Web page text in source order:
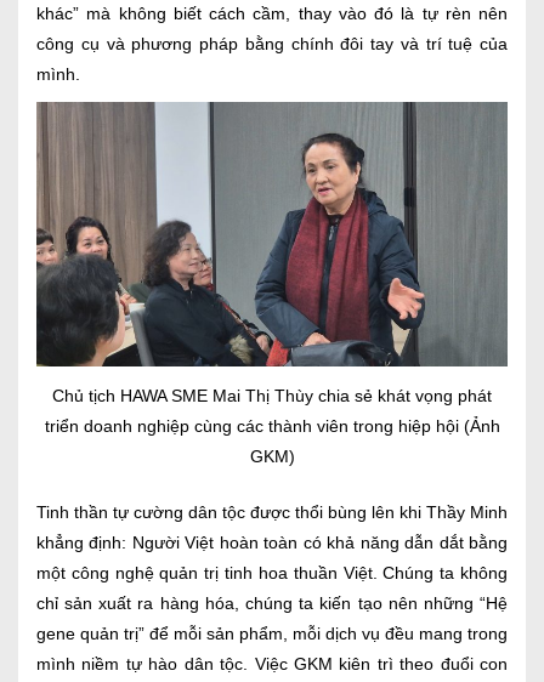
khác” mà không biết cách cầm, thay vào đó là tự rèn nên
công cụ và phương pháp bằng chính đôi tay và trí tuệ của
mình.
Chủ tịch HAWA SME Mai Thị Thùy chia sẻ khát vọng phát
triển doanh nghiệp cùng các thành viên trong hiệp hội (Ảnh
GKM)
Tinh thần tự cường dân tộc được thổi bùng lên khi Thầy Minh
khẳng định: Người Việt hoàn toàn có khả năng dẫn dắt bằng
một công nghệ quản trị tinh hoa thuần Việt. Chúng ta không
chỉ sản xuất ra hàng hóa, chúng ta kiến tạo nên những “Hệ
gene quản trị” để mỗi sản phẩm, mỗi dịch vụ đều mang trong
mình niềm tự hào dân tộc. Việc GKM kiên trì theo đuổi con